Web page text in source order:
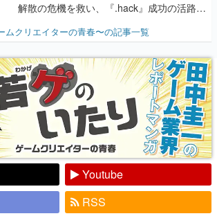
解散の危機を救い、『.hack』成功の活路を
開く。業界の快男児・松山 洋に流れる血は
『少年ジャンプ』色だった【若ゲのいた
り】
ムクリエイターの青春〜の記事一覧
Youtube
RSS